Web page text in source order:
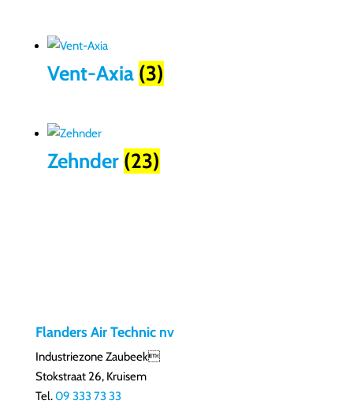
Vent-Axia (3)
Zehnder (23)
Flanders Air Technic nv
Industriezone Zaubeek
Stokstraat 26, Kruisem
Tel.09 333 73 33